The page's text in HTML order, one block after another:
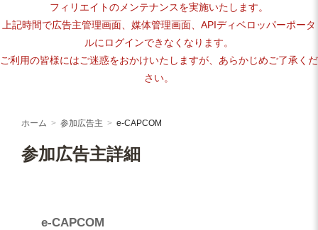
フィリエイトのメンテナンスを実施いたします。
上記時間で広告主管理画面、媒体管理画面、APIディベロッパーポータ
ルにログインできなくなります。
ご利用の皆様にはご迷惑をおかけいたしますが、あらかじめご了承くだ
さい。
ホーム 参加広告主 e-CAPCOM
参加広告主詳細
e-CAPCOM